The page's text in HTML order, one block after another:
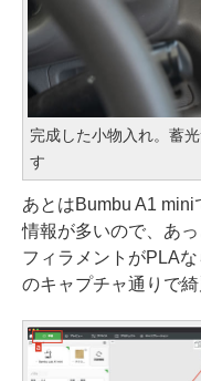
完成した小物入れ。蓄
す
あとはBumbu A1
情報が多いので、あ
フィラメントがPLA
のキャプチャ通りで